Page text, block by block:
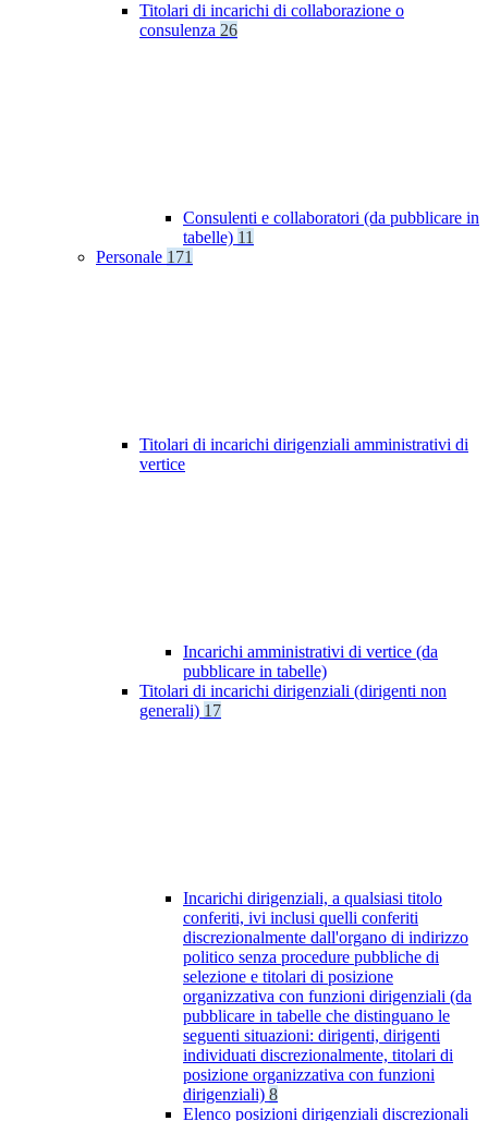
Titolari di incarichi di collaborazione o
consulenza 26
Consulenti e collaboratori (da pubblicare in
tabelle) 11
Personale 171
Titolari di incarichi dirigenziali amministrativi di
vertice
Incarichi amministrativi di vertice (da
pubblicare in tabelle)
Titolari di incarichi dirigenziali (dirigenti non
generali) 17
Incarichi dirigenziali, a qualsiasi titolo
conferiti, ivi inclusi quelli conferiti
discrezionalmente dall'organo di indirizzo
politico senza procedure pubbliche di
selezione e titolari di posizione
organizzativa con funzioni dirigenziali (da
pubblicare in tabelle che distinguano le
seguenti situazioni: dirigenti, dirigenti
individuati discrezionalmente, titolari di
posizione organizzativa con funzioni
dirigenziali) 8
Elenco posizioni dirigenziali discrezionali